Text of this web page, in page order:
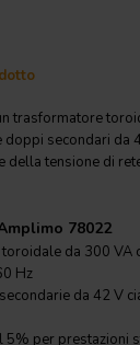
trasformatore
doppi secondari da
della tensione di
78022
da 300 VA
Hz
da 42 V
5% per prestazioni